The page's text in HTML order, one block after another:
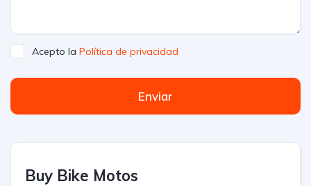
Acepto la Política de privacidad
Enviar
Buy Bike Motos